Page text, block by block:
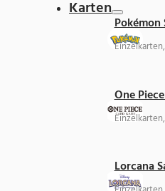
Karten
Pokémon
One
Lorcana